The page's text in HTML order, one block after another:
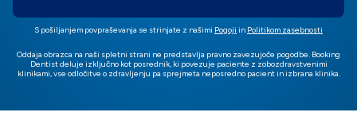
S pošiljanjem povpraševanja se strinjate z našimi Pogoji in Politikom zasebnosti
Oddaja obrazca na naši spletni strani ne predstavlja pravno zavezujoče pogodbe. Booking
Dentist deluje izključno kot posrednik, ki povezuje paciente z zobozdravstvenimi
klinikami, vse odločitve o zdravljenju pa sprejmeta neposredno pacient in izbrana klinika.